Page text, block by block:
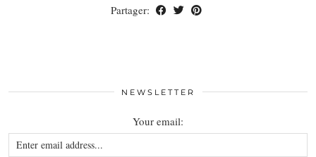
Partager:
NEWSLETTER
Your email: